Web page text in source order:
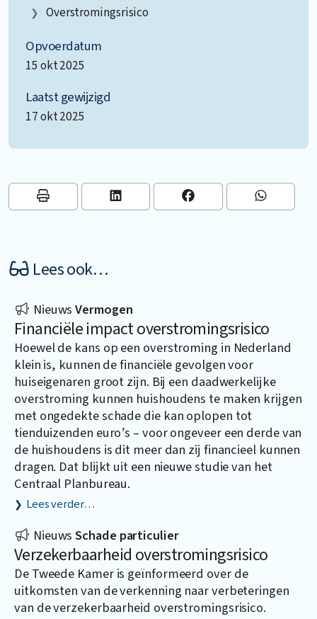
Overstromingsrisico
Opvoerdatum
15 okt 2025
Laatst gewijzigd
17 okt 2025
Lees ook…
NieuwsVermogen
Financiële impact overstromingsrisico
Hoewel de kans op een overstroming in Nederland
klein is, kunnen de financiële gevolgen voor
huiseigenaren groot zijn. Bij een daadwerkelijke
overstroming kunnen huishoudens te maken krijgen
met ongedekte schade die kan oplopen tot
tienduizenden euro’s – voor ongeveer een derde van
de huishoudens is dit meer dan zij financieel kunnen
dragen. Dat blijkt uit een nieuwe studie van het
Centraal Planbureau.
Lees verder…
NieuwsSchade particulier
Verzekerbaarheid overstromingsrisico
De Tweede Kamer is geïnformeerd over de
uitkomsten van de verkenning naar verbeteringen
van de verzekerbaarheid overstromingsrisico.